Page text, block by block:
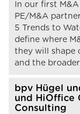
In our first
PE/M&A
5 Trends to
define where
they will shape
and the
bpv Hügel
und HiOffice
Consulting